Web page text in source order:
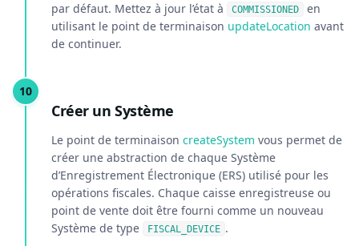
par défaut. Mettez à jour l’état à COMMISSIONED
en
utilisant le point de terminaison updateLocation avant
de continuer.
Créer un Système
Le point de terminaison createSystem vous permet de
créer une abstraction de chaque Système
d’Enregistrement Électronique (ERS) utilisé pour les
opérations fiscales. Chaque caisse enregistreuse ou
point de vente doit être fourni comme un nouveau
Système de type
FISCAL_DEVICE .